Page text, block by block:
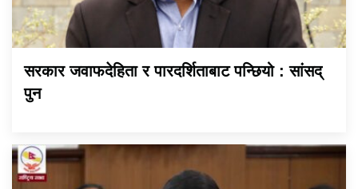
सरकार जवाफदेहिता र पारदर्शिताबाट पन्छियो : सांसद्
पुन